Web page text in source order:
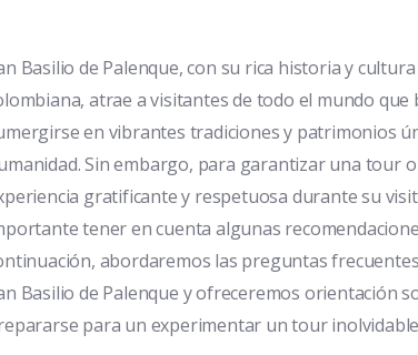
Basilio de Palenque,con su rica historia y
atrae a visitantes de todo el mundo que
en vibrantes tradiciones y patrimonios
Sin embargo, para garantizar una tour
gratificante y respetuosa durante su
tener en cuenta algunas
abordaremos las preguntas
Basilio de Palenque y ofreceremos orientación
para un experimentar un tour inolvidable